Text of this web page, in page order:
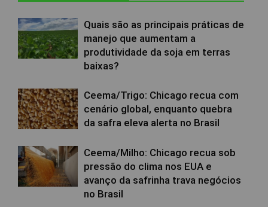
Quais são as principais práticas de
manejo que aumentam a
produtividade da soja em terras
baixas?
Ceema/Trigo: Chicago recua com
cenário global, enquanto quebra
da safra eleva alerta no Brasil
Ceema/Milho: Chicago recua sob
pressão do clima nos EUA e
avanço da safrinha trava negócios
no Brasil